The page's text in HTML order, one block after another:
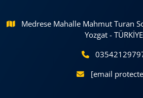
Medrese Mahalle Mahmut Turan
Yozgat - TÜRKİYE
[email